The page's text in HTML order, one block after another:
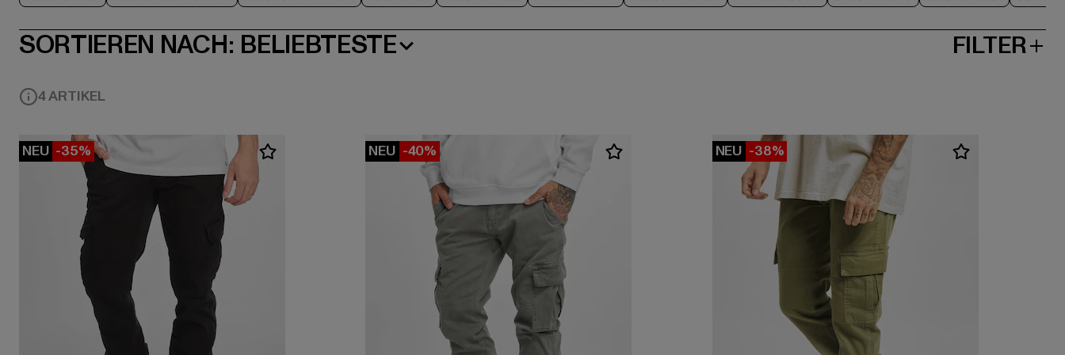
SORTIEREN NACH: BELIEBTESTE FILTER
4 ARTIKEL
NEU -35% NEU -40% NEU -38%